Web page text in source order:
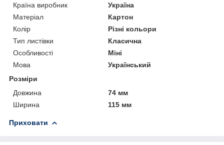
Країна виробник
Україна
Матеріал
Картон
Колір
Різні кольори
Тип листівки
Класична
Особливості
Міні
Мова
Український
Розміри
Довжина
74 мм
Ширина
115 мм
Приховати